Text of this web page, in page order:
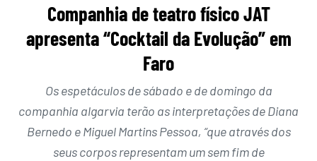
Companhia de teatro físico JAT
apresenta “Cocktail da Evolução” em
Faro
Os espetáculos de sábado e de domingo da
companhia algarvia terão as interpretações de Diana
Bernedo e Miguel Martins Pessoa, “que através dos
seus corpos representam um sem fim de